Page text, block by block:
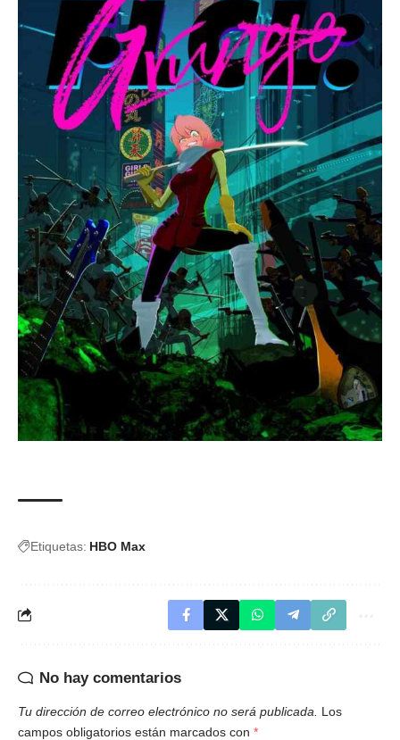
Etiquetas: HBO Max
No hay comentarios
Tu dirección de correo electrónico no será publicada.
Los
campos obligatorios están marcados con *